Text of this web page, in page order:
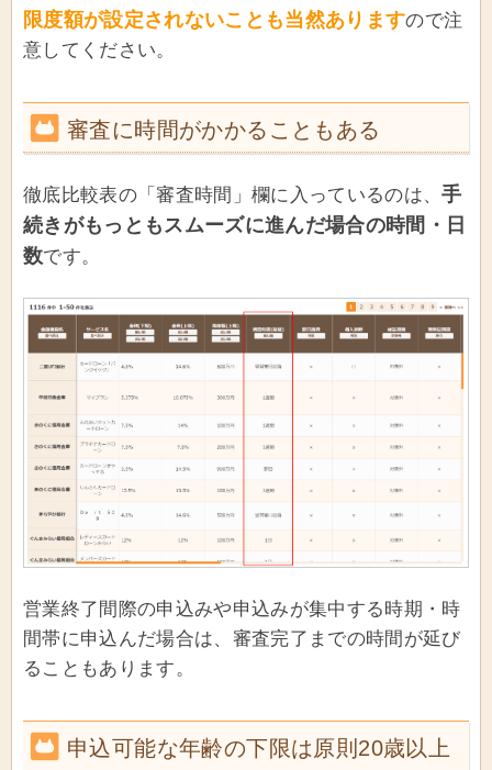
限度額が設定されないことも当然ありますので注
意してください。
審査に時間がかかることもある
徹底比較表の「審査時間」欄に入っているのは、手
続きがもっともスムーズに進んだ場合の時間・日
数です。
営業終了間際の申込みや申込みが集中する時期・時
間帯に申込んだ場合は、審査完了までの時間が延び
ることもあります。
申込可能な年齢の下限は原則20歳以上